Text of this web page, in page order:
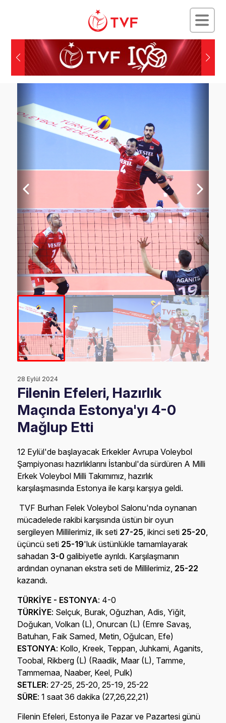
28 Eylül 2024
Filenin Efeleri, Hazırlık
Maçında Estonya'yı 4-0
Mağlup Etti
12 Eylül'de başlayacak Erkekler Avrupa Voleybol
Şampiyonası hazırlıklarını İstanbul'da sürdüren A Milli
Erkek Voleybol Milli Takımımız, hazırlık
karşılaşmasında Estonya ile karşı karşıya geldi.
TVF Burhan Felek Voleybol Salonu'nda oynanan
mücadelede rakibi karşısında üstün bir oyun
sergileyen Millilerimiz, ilk seti 27-25, ikinci seti 25-20,
üçüncü seti 25-19'luk üstünlükle tamamlayarak
sahadan 3-0 galibiyetle ayrıldı. Karşılaşmanın
ardından oynanan ekstra seti de Millilerimiz, 25-22
kazandı.
TÜRKİYE - ESTONYA: 4-0
TÜRKİYE: Selçuk, Burak, Oğuzhan, Adis, Yiğit,
Doğukan, Volkan (L), Onurcan (L) (Emre Savaş,
Batuhan, Faik Samed, Metin, Oğulcan, Efe)
ESTONYA: Kollo, Kreek, Teppan, Juhkami, Aganits,
Toobal, Rikberg (L) (Raadik, Maar (L), Tamme,
Tammemaa, Naaber, Keel, Pulk)
SETLER: 27-25, 25-20, 25-19, 25-22
SÜRE: 1 saat 36 dakika (27,26,22,21)
Filenin Efeleri, Estonya ile Pazar ve Pazartesi günü